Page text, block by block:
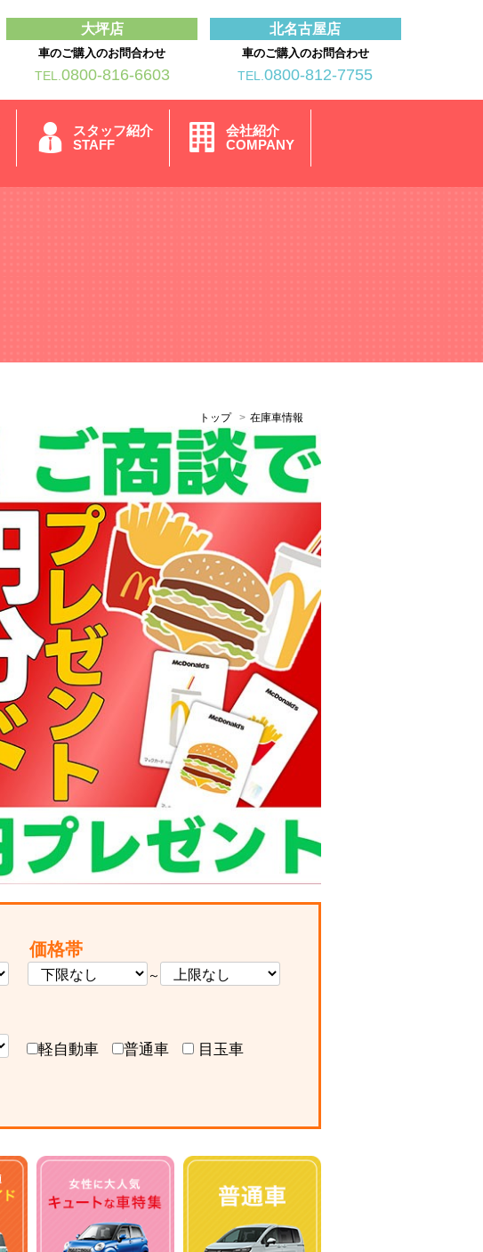
大坪店
車のご購入のお問合わせ
TEL. 0800-816-6603
北名古屋店
車のご購入のお問合わせ
TEL.0800-812-7755
スタッフ紹介
STAFF
会社紹介
COMPANY
トップ 在庫車情報
価格帯
～
軽自動車 普通車 目玉車